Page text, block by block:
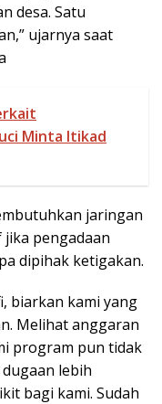
desa. Satu
ujarnya saat
Minta Itikad
jaringan
pengadaan
dipihak ketigakan.
biarkan kami yang
Melihat anggaran
program pun tidak
lebih
bagi kami. Sudah